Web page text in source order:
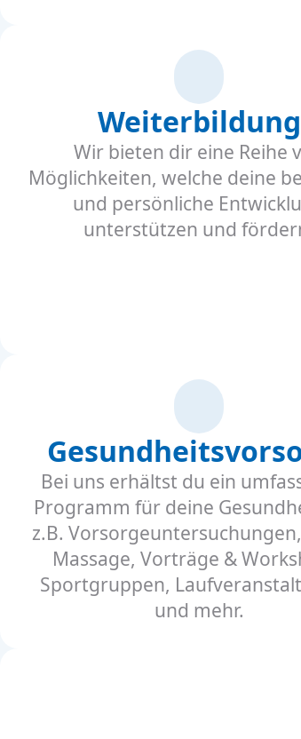
Weiterbildung
Wir bieten dir eine Reihe
Möglichkeiten, welche deine
und persönliche
unterstützen und
Bei uns erhältst du ein
Programm für deine
z.B.
Massage, Vorträge &
Sportgruppen,
und mehr.